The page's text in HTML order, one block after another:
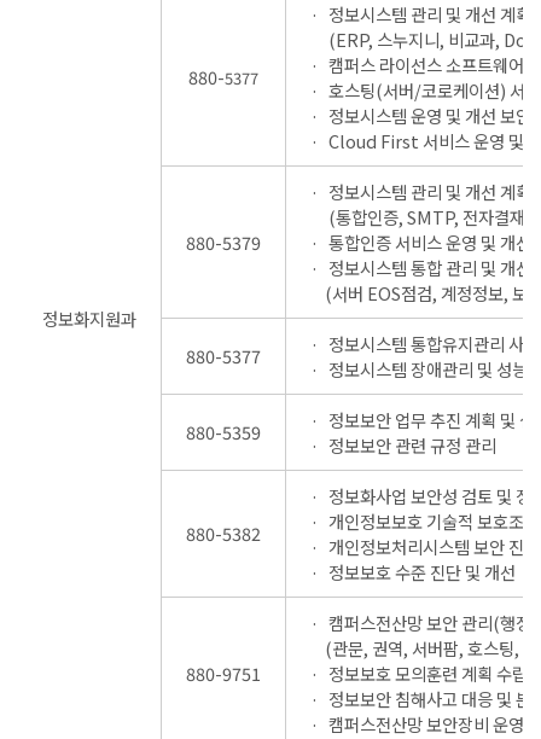
정보화지원과
880-5377
정보시스템 관리 및 개선 계획
(ERP, 스누지니, 비교과,
캠퍼스 라이선스 소프트웨어
호스팅(서버/코로케이션) 서
정보시스템 운영 및 개선 보안
Cloud First 서비스 운영 및
880-5379
정보시스템 관리 및 개선 계획
(통합인증, SMTP, 전자결재,
통합인증 서비스 운영 및 개선
정보시스템 통합 관리 및 개선
(서버 EOS점검, 계정정보, 보
880-5377
정보시스템 통합유지관리 사
정보시스템 장애관리 및 성능
880-5359
정보보안 업무 추진 계획 및 심
정보보안 관련 규정 관리
880-5382
정보화사업 보안성 검토 및 정
개인정보보호 기술적 보호조
개인정보처리시스템 보안 진단
정보보호 수준 진단 및 개선
880-9751
캠퍼스전산망 보안 관리(행정
(관문, 권역, 서버팜, 호스팅,
정보보호 모의훈련 계획 수립
정보보안 침해사고 대응 및 분
캠퍼스전산망 보안장비 운영